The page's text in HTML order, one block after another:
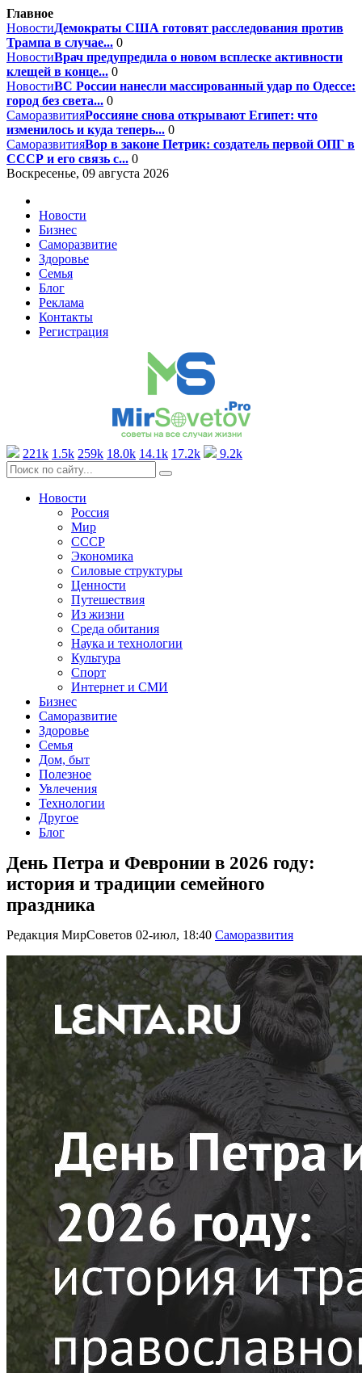
Главное
НовостиДемократы США готовят расследования против
Трампа в случае... 0
НовостиВрач предупредила о новом всплеске активности
клещей в конце... 0
НовостиВС России нанесли массированный удар по Одессе:
город без света... 0
СаморазвитияРоссияне снова открывают Египет: что
изменилось и куда теперь... 0
СаморазвитияВор в законе Петрик: создатель первой ОПГ в
СССР и его связь с... 0
Воскресенье, 09 августа 2026
Новости
Бизнес
Саморазвитие
Здоровье
Семья
Блог
Реклама
Контакты
Регистрация
221k 1.5k 259k 18.0k 14.1k 17.2k 9.2k
Новости
Россия
Мир
СССР
Экономика
Силовые структуры
Ценности
Путешествия
Из жизни
Среда обитания
Наука и технологии
Культура
Спорт
Интернет и СМИ
Бизнес
Саморазвитие
Здоровье
Семья
Дом, быт
Полезное
Увлечения
Технологии
Другое
Блог
День Петра и Февронии в 2026 году:
история и традиции семейного
праздника
Редакция МирСоветов 02-июл, 18:40 Саморазвития